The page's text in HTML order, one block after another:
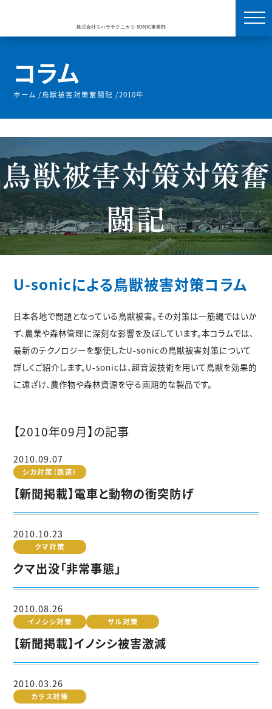
コラム
ホーム /鳥獣被害対策奮闘記 /2010年
鳥獣被害対策対策奮
闘記
U-sonicによる鳥獣被害対策コラム
日本各地で問題となっている鳥獣被害。その対策は一筋縄ではいか
ず、農業や森林管理に深刻な影響を及ぼしています。本コラムでは、
最新のテクノロジーを駆使したU-sonicの鳥獣被害対策について
詳しくご紹介します。U-sonicは、超音波技術を用いて鳥獣を効果的
に遠ざけ、農作物や森林資源を守る画期的な製品です。
【2010年09月】の記事
2010.09.07
シカ対策（鉄道）
【新聞掲載】電車と動物の衝突防げ
2010.10.23
クマ対策
クマ出没「非常事態」
2010.08.26
イノシシ対策 サル対策
【新聞掲載】イノシシ被害激減
2010.03.26
カラス対策